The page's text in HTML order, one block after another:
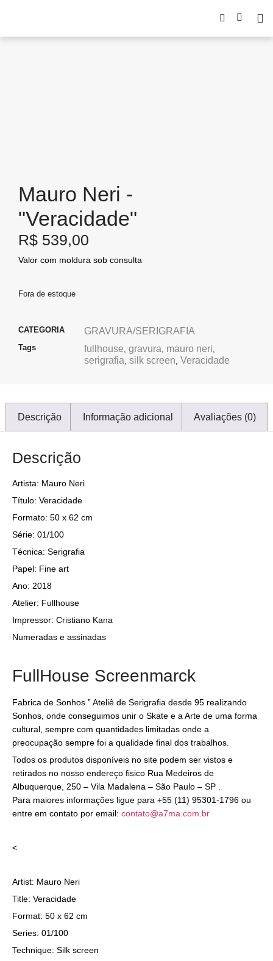
Mauro Neri -
"Veracidade"
R$ 539,00
Valor com moldura sob consulta
Fora de estoque
CATEGORIA GRAVURA/SERIGRAFIA
Tags fullhouse, gravura, mauro neri,
serigrafia, silk screen, Veracidade
Descrição Informação adicional Avaliações (0)
Descrição
Artista: Mauro Neri
Título: Veracidade
Formato: 50 x 62 cm
Série: 01/100
Técnica: Serigrafia
Papel: Fine art
Ano: 2018
Atelier: Fullhouse
Impressor: Cristiano Kana
Numeradas e assinadas
FullHouse Screenmarck
Fabrica de Sonhos ” Ateliê de Serigrafia desde 95 realizando
Sonhos, onde conseguimos unir o Skate e a Arte de uma forma
cultural, sempre com quantidades limitadas onde a
preocupação sempre foi a qualidade final dos trabalhos.
Todos os produtos disponíveis no site podem ser vistos e
retirados no nosso endereço fisico Rua Medeiros de
Albuquerque, 250 – Vila Madalena – São Paulo – SP .
Para maiores informações ligue para +55 (11) 95301-1796 ou
entre em contato por email: contato@a7ma.com.br
<
Artist: Mauro Neri
Title: Veracidade
Format: 50 x 62 cm
Series: 01/100
Technique: Silk screen